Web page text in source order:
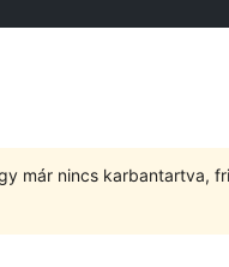
már nincs karbantartva,